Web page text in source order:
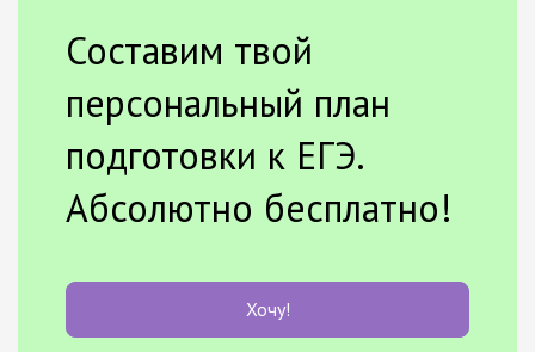
Составим твой
персональный план
подготовки к ЕГЭ.
Абсолютно бесплатно!
Хочу!